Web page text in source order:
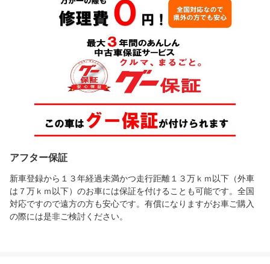
アフター保証
新車登録から１３年経過未満かつ走行距離１３万ｋｍ以下（外車
は７万ｋｍ以下）のお車には保証を付けることも可能です。全国
対応ですので遠方の方も安心です。有償になりますがお車ご購入
の際には是非ご検討ください。